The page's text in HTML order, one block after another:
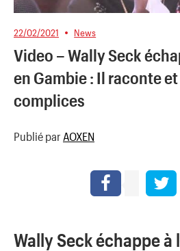
22/02/2021 News
Video – Wally Seck
en Gambie : Il raconte
complices
Publié par AOXEN
Wally Seck échappe à